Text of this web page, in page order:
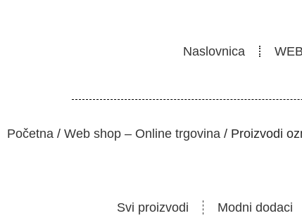
Naslovnica
Početna / Web shop – Online trgovina / Proizvodi
Svi proizvodi Modni dodaci